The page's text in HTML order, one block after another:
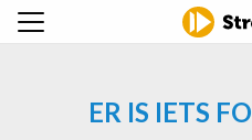
ER IS IETS